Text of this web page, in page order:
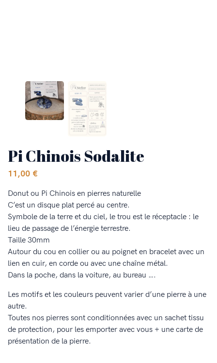
Pi Chinois Sodalite
11,00 €
Donut ou Pi Chinois en pierres naturelle
C’est un disque plat percé au centre.
Symbole de la terre et du ciel, le trou est le réceptacle : le
lieu de passage de l’énergie terrestre.
Taille 30mm
Autour du cou en collier ou au poignet en bracelet avec un
lien en cuir, en corde ou avec une chaîne métal.
Dans la poche, dans la voiture, au bureau ….
Les motifs et les couleurs peuvent varier d’une pierre à une
autre.
Toutes nos pierres sont conditionnées avec un sachet tissu
de protection, pour les emporter avec vous + une carte de
présentation de la pierre.